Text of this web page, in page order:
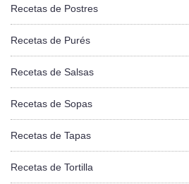
Recetas de Postres
Recetas de Purés
Recetas de Salsas
Recetas de Sopas
Recetas de Tapas
Recetas de Tortilla